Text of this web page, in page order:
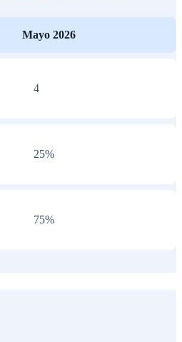
Mayo 2026
4
25%
75%